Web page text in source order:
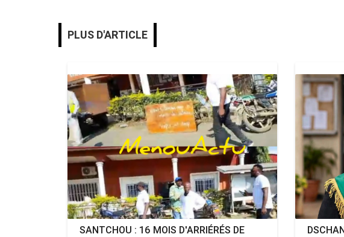
PLUS D'ARTICLE
SANTCHOU : 16 MOIS D'ARRIÉRÉS DE
MENOUACTU